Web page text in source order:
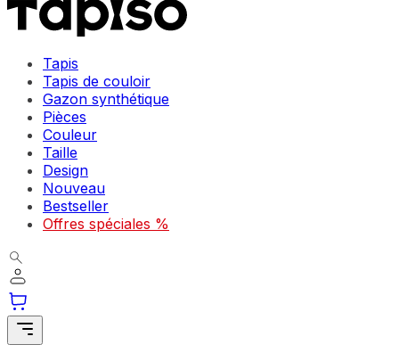
Tapis
Tapis de couloir
Gazon synthétique
Pièces
Couleur
Taille
Design
Nouveau
Bestseller
Offres spéciales %
Les cookies indispensables sont cruciaux pour les
ne stockent aucune donnée permettant d'identifier
Préférences
Les cookies liés aux préférences permettent au site de
Les cookies statistiques aident les propriétaires de sites
rapportant des informations de manière anonyme.